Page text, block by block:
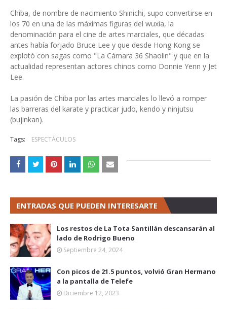
Chiba, de nombre de nacimiento Shinichi, supo convertirse en
los 70 en una de las máximas figuras del wuxia, la
denominación para el cine de artes marciales, que décadas
antes había forjado Bruce Lee y que desde Hong Kong se
explotó con sagas como "La Cámara 36 Shaolin" y que en la
actualidad representan actores chinos como Donnie Yenn y Jet
Lee.
La pasión de Chiba por las artes marciales lo llevó a romper
las barreras del karate y practicar judo, kendo y ninjutsu
(bujinkan).
Tags: ESPECTÁCULOS
ENTRADAS QUE PUEDEN INTERESARTE
Los restos de La Tota Santillán descansarán al
lado de Rodrigo Bueno
Septiembre 24, 2024
Con picos de 21.5 puntos, volvió Gran Hermano
a la pantalla de Telefe
Diciembre 12, 2023